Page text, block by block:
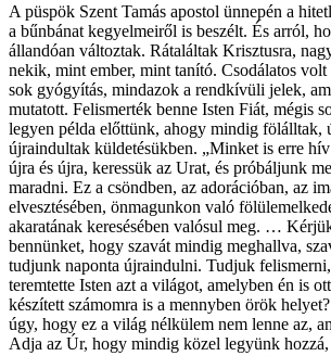
A püspök Szent Tamás apostol ünnepén a
a bűnbánat kegyelmeiről is beszélt. És arról,
állandóan változtak. Rátaláltak Krisztusra,
nekik, mint ember, mint tanító. Csodálatos volt
sok gyógyítás, mindazok a rendkívüli jelek,
mutatott. Felismerték benne Isten Fiát, mégis
legyen példa előttünk, ahogy mindig fölálltak,
újraindultak küldetésükben. „Minket is erre
újra és újra, keressük az Urat, és próbáljunk
maradni. Ez a csöndben, az adorációban, az
elvesztésében, önmagunkon való
akaratának keresésében valósul meg. …
bennünket, hogy szavát mindig meghallva,
tudjunk naponta újraindulni. Tudjuk
teremtette Isten azt a világot, amelyben én is
készített számomra is a mennyben örök
úgy, hogy ez a világ nélkülem nem lenne az,
Adja az Úr, hogy mindig közel legyünk hozzá,